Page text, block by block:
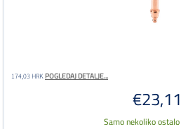
174,03 HRKPOGLEDAJ DETALJE...
€23,11
Samo nekoliko ostalo